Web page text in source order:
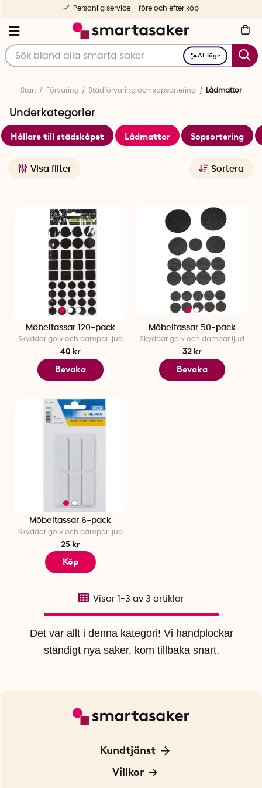
AI-läge
Personlig service – före och efter köp
Start Förvaring Städförvaring och sopsortering Lådmattor
Visa filter Sortera
Underkategorier
Hållare till städskåpet Lådmattor Sopsortering
Möbeltassar 120-pack
Skyddar golv och dämpar ljud
40 kr
Bevaka
Möbeltassar 50-pack
Skyddar golv och dämpar ljud
32 kr
Bevaka
Möbeltassar 6-pack
Skyddar golv och dämpar ljud
25 kr
Köp
Det var allt i denna kategori! Vi handplockar
ständigt nya saker, kom tillbaka snart.
Visar 1-3 av 3 artiklar
Kundtjänst
Kontakta oss
Villkor